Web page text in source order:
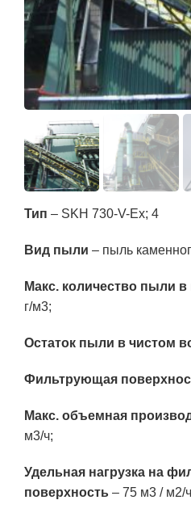
Тип – SKH 730-V-Ex; 4
Вид пыли – пыль
Макс. количество пыли в
г/м3;
Остаток пыли в чистом
Фильтрующая
Макс. объемная
м3/ч;
Удельная нагрузка на
поверхность – 75 м3 / м2/